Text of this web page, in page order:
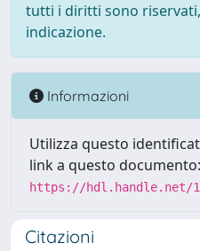
tutti i diritti sono
indicazione.
Informazioni
Utilizza questo
link a questo documento:
https://hdl.handle.net/
Citazioni